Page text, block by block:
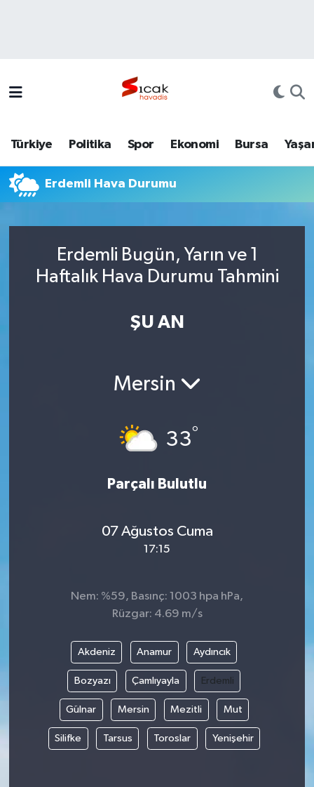
Türkiye Politika Spor Ekonomi Bursa
Erdemli Hava Durumu
Erdemli Bugün, Yarın ve 1
Haftalık Hava Durumu Tahmini
ŞU AN
Mersin
33°
Parçalı Bulutlu
07 Ağustos Cuma
17:15
Nem: %59, Basınç: 1003 hpa hPa,
Rüzgar: 4.69 m/s
Akdeniz Anamur Aydıncık
Bozyazı Çamlıyayla Erdemli
Gülnar Mersin Mezitli Mut
Silifke Tarsus Toroslar Yenişehir
Türkiye
Bilim, Teknoloji
Haber Arşivi